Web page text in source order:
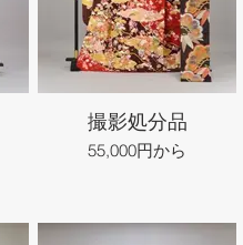
撮影処分品
55,000円から